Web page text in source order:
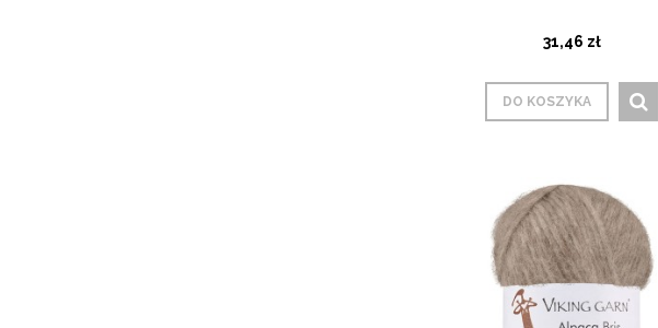
31,46 zł
DO KOSZYKA